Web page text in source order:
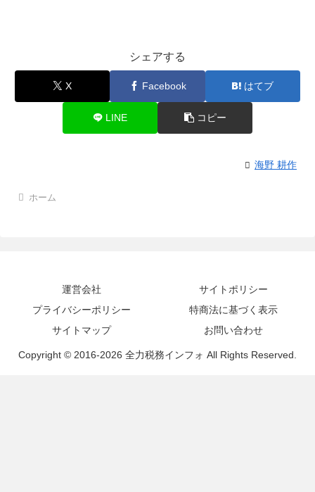
シェアする
X Facebook はてブ
LINE コピー
海野 耕作
ホーム
運営会社
サイトポリシー
プライバシーポリシー
特商法に基づく表示
サイトマップ
お問い合わせ
Copyright © 2016-2026 全力税務インフォ All Rights Reserved.